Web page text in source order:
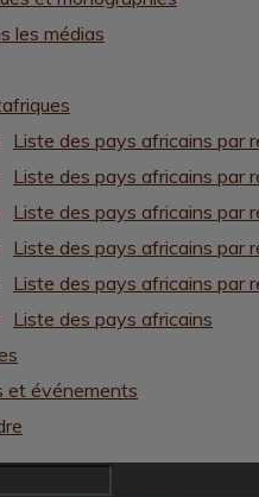
les médias
Liste des pays africains par
Liste des pays africains par
Liste des pays africains par
Liste des pays africains par
Liste des pays africains par
Liste des pays africains
et événements